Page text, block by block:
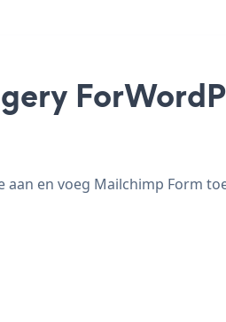
en voeg Mailchimp Form